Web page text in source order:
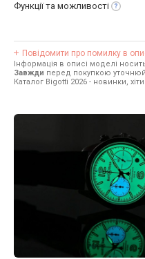
Функції та можливості
Повідомити про помилку в
Інформація в описі моделі
Завжди перед покупкою
Каталог Bigotti 2026 - новинки,